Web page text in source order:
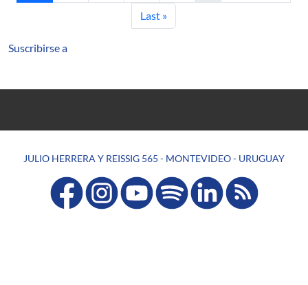
Última página
Last »
Suscribirse a
JULIO HERRERA Y REISSIG 565 - MONTEVIDEO - URUGUAY